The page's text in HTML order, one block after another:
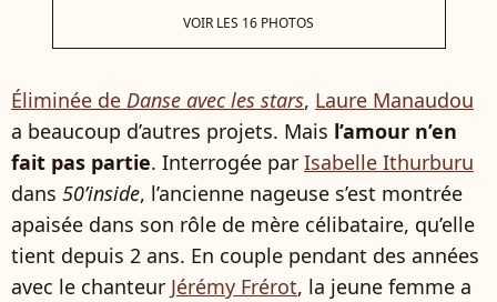
VOIR LES 16 PHOTOS
Éliminée de Danse avec les stars, Laure Manaudou
a beaucoup d’autres projets. Mais l’amour n’en
fait pas partie. Interrogée par Isabelle Ithurburu
dans 50’inside, l’ancienne nageuse s’est montrée
apaisée dans son rôle de mère célibataire, qu’elle
tient depuis 2 ans. En couple pendant des années
avec le chanteur Jérémy Frérot, la jeune femme a